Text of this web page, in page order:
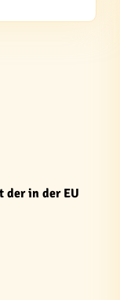
der in der EU